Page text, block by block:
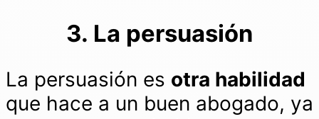
3. La persuasión
La persuasión es otra habilidad
que hace a un buen abogado, ya